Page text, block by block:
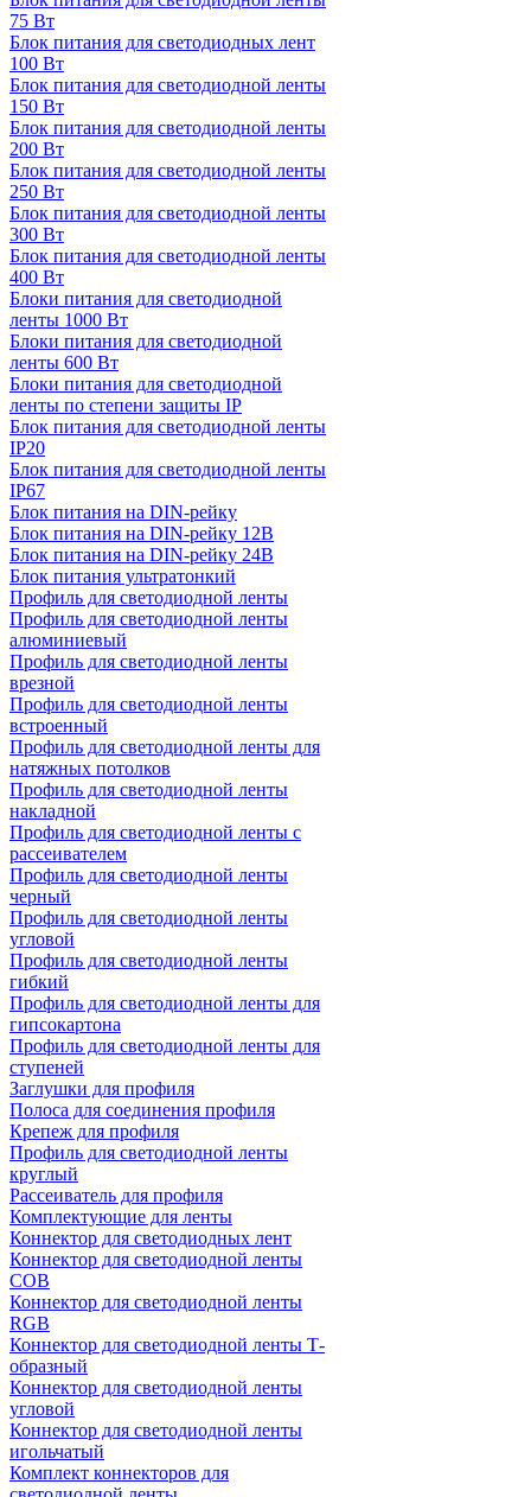
75 Вт
Блок питания для светодиодных лент
100 Вт
Блок питания для светодиодной ленты
150 Вт
Блок питания для светодиодной ленты
200 Вт
Блок питания для светодиодной ленты
250 Вт
Блок питания для светодиодной ленты
300 Вт
Блок питания для светодиодной ленты
400 Вт
Блоки питания для светодиодной
ленты 1000 Вт
Блоки питания для светодиодной
ленты 600 Вт
Блоки питания для светодиодной
ленты по степени защиты IP
Блок питания для светодиодной ленты
IP20
Блок питания для светодиодной ленты
IP67
Блок питания на DIN-рейку
Блок питания на DIN-рейку 12В
Блок питания на DIN-рейку 24В
Блок питания ультратонкий
Профиль для светодиодной ленты
Профиль для светодиодной ленты
алюминиевый
Профиль для светодиодной ленты
врезной
Профиль для светодиодной ленты
встроенный
Профиль для светодиодной ленты для
натяжных потолков
Профиль для светодиодной ленты
накладной
Профиль для светодиодной ленты с
рассеивателем
Профиль для светодиодной ленты
черный
Профиль для светодиодной ленты
угловой
Профиль для светодиодной ленты
гибкий
Профиль для светодиодной ленты для
гипсокартона
Профиль для светодиодной ленты для
ступеней
Заглушки для профиля
Полоса для соединения профиля
Крепеж для профиля
Профиль для светодиодной ленты
круглый
Рассеиватель для профиля
Комплектующие для ленты
Коннектор для светодиодных лент
Коннектор для светодиодной ленты
COB
Коннектор для светодиодной ленты
RGB
Коннектор для светодиодной ленты Т-
образный
Коннектор для светодиодной ленты
угловой
Коннектор для светодиодной ленты
игольчатый
Комплект коннекторов для